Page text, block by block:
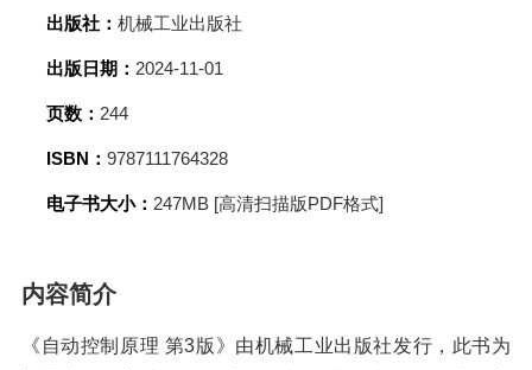
出版社： 机械工业出版社
出版日期： 2024-11-01
页数： 244
ISBN： 9787111764328
电子书大小： 247MB [高清扫描版PDF格式]
内容简介
《自动控制原理 第3版》由机械工业出版社发行，此书为